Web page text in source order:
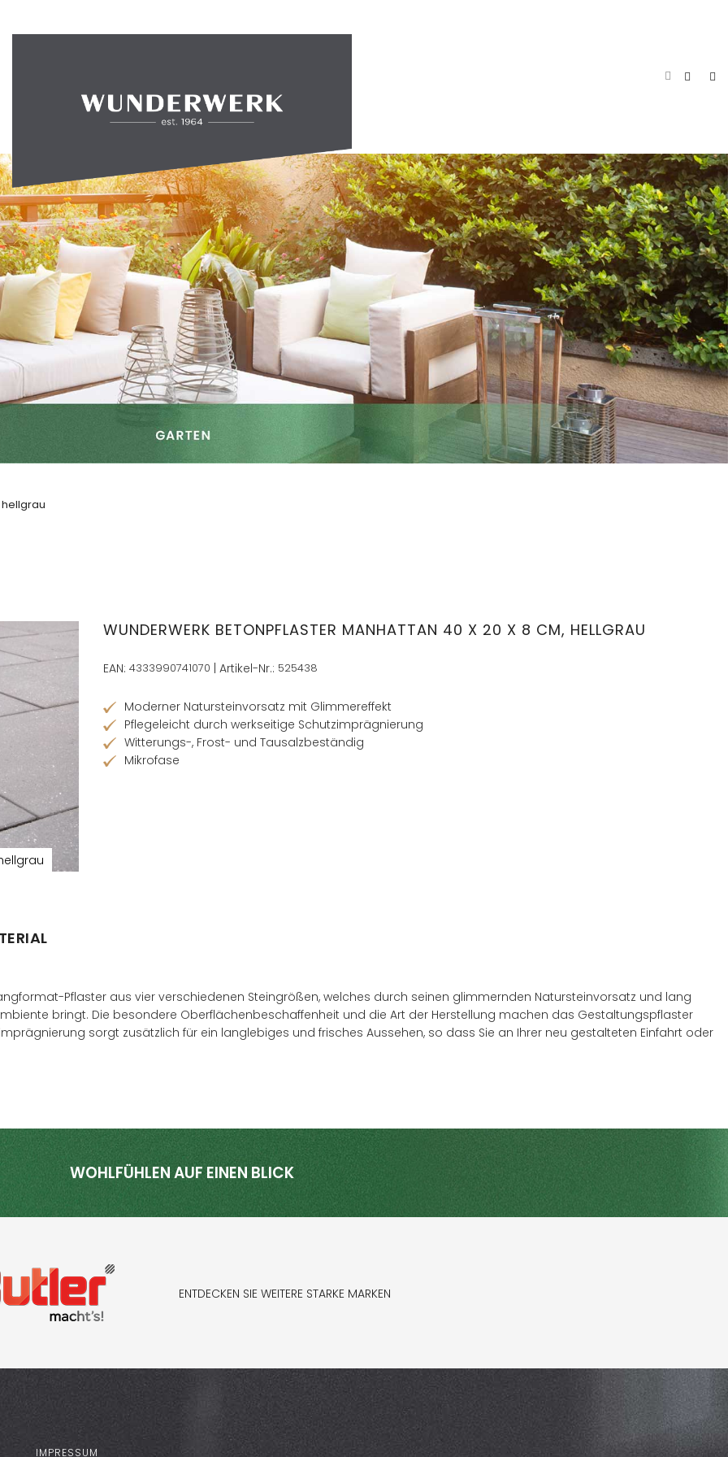
hellgrau
WUNDERWERK BETONPFLASTER MANHATTAN 40 X 20 X 8 CM, HELLGRAU
EAN: 4333990741070 | Artikel-Nr.: 525438
Moderner Natursteinvorsatz mit Glimmereffekt
Pflegeleicht durch werkseitige Schutzimprägnierung
Witterungs-, Frost- und Tausalzbeständig
Mikrofase
Langformat-Pflaster aus vier verschiedenen Steingrößen, welches durch seinen glimmernden Natursteinvorsatz und lang
bringt. Die besondere Oberflächenbeschaffenheit und die Art der Herstellung machen das Gestaltungspflaster
sorgt zusätzlich für ein langlebiges und frisches Aussehen, so dass Sie an Ihrer neu gestalteten Einfahrt oder
WOHLFÜHLEN AUF EINEN BLICK
ENTDECKEN SIE WEITERE STARKE MARKEN
IMPRESSUM